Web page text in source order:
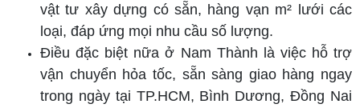
vật tư xây dựng có sẵn, hàng vạn m² lưới các
loại, đáp ứng mọi nhu cầu số lượng.
Điều đặc biệt nữa ở Nam Thành là việc hỗ trợ
vận chuyển hỏa tốc, sẵn sàng giao hàng ngay
trong ngày tại TP.HCM, Bình Dương, Đồng Nai